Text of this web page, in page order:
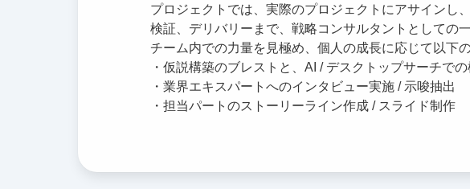
プロジェクトでは、実際のプロジェクトにアサインし
検証、デリバリーまで、戦略コンサルタントとしての
チーム内での力量を見極め、個人の成長に応じて以下
・仮説構築のブレストと、AI / デスクトップサーチでの
・業界エキスパートへのインタビュー実施 / 示唆抽出
・担当パートのストーリーライン作成 / スライド制作